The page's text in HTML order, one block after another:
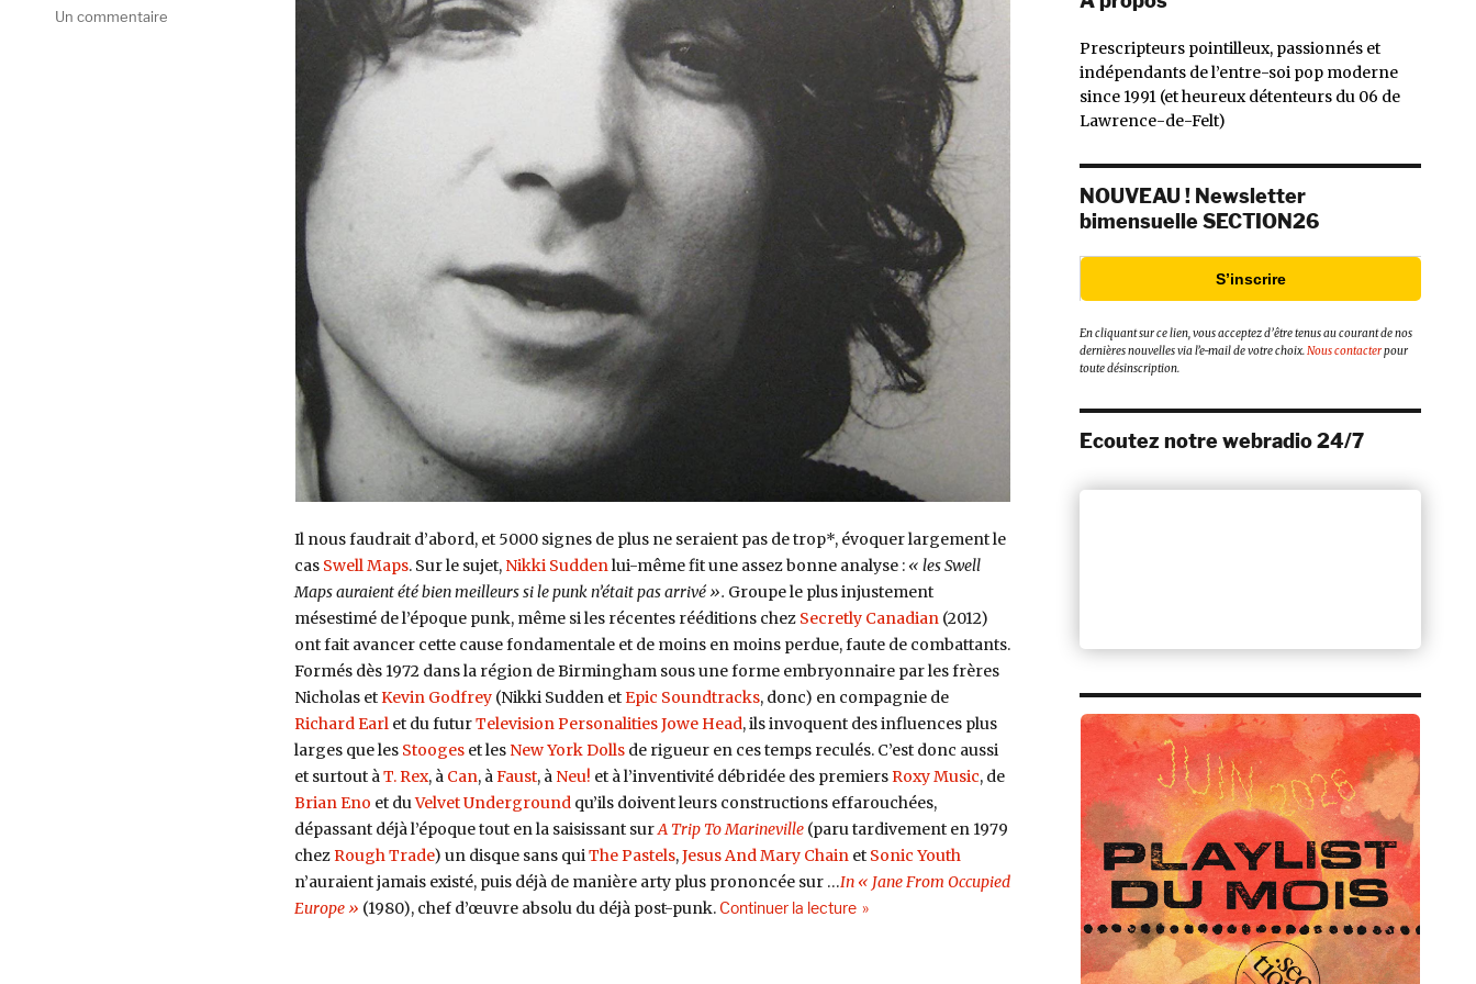
Il nous faudrait d’abord, et 5000 signes de plus ne seraient pas de trop*, évoquer largement le
cas Swell Maps. Sur le sujet, Nikki Suddenlui-même fit une assez bonne analyse : « les Swell
Maps auraient été bien meilleurs si le punk n’était pas arrivé ». Groupe le plus injustement
mésestimé de l’époque punk, même si les récentes rééditions chez Secretly Canadian(2012)
ont fait avancer cette cause fondamentale et de moins en moins perdue, faute de combattants.
Formés dès 1972 dans la région de Birmingham sous une forme embryonnaire par les frères
Nicholas etKevin Godfrey(Nikki Sudden etEpic Soundtracks, donc) en compagnie de
Richard Earlet du futurTelevision PersonalitiesJowe Head, ils invoquent des influences plus
larges que les Stoogeset les New York Dollsde rigueur en ces temps reculés. C’est donc aussi
et surtout àT. Rex, à Can, àFaust, à Neu! et à l’inventivité débridée des premiersRoxy Music, de
Brian Eno et duVelvet Undergroundqu’ils doivent leurs constructions effarouchées,
dépassant déjà l’époque tout en la saisissant surA Trip To Marineville(paru tardivement en 1979
chezRough Trade) un disque sans quiThe Pastels,Jesus And Mary Chainet Sonic Youth
n’auraient jamais existé, puis déjà de manière arty plus prononcée sur …In « Jane From Occupied
Europe » (1980), chef d’œuvre absolu du déjà post-punk. Continuer la lecturede « Epic Soundtracks, Rise Above (Easy Action / Import) »
Un commentaire
Prescripteurs pointilleux, passionnés et
indépendants de l’entre-soi pop moderne
since 1991 (et heureux détenteurs du 06 de
Lawrence-de-Felt)
NOUVEAU ! Newsletter
bimensuelle SECTION26
S’inscrire
En cliquant sur ce lien, vous acceptez d’être tenus au courant de nos
dernières nouvelles via l’e-mail de votre choix.Nous contacterpour
toute désinscription.
Ecoutez notre webradio 24/7